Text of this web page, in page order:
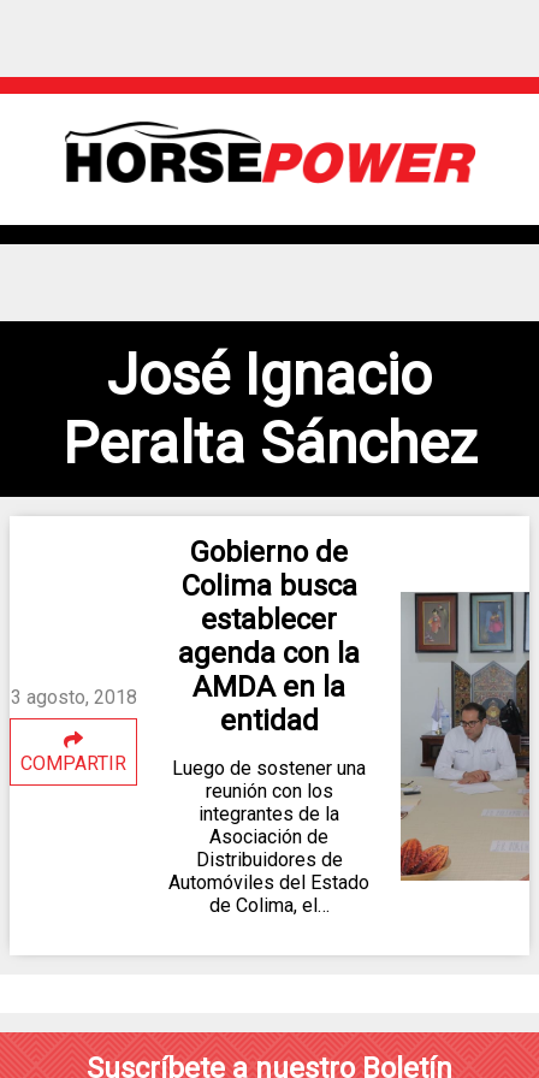
José Ignacio
Peralta Sánchez
3 agosto, 2018
COMPARTIR
Gobierno de
Colima busca
establecer
agenda con la
AMDA en la
entidad
Luego de sostener una
reunión con los
integrantes de la
Asociación de
Distribuidores de
Automóviles del Estado
de Colima, el…
Suscríbete a nuestro Boletín